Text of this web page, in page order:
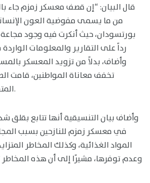
قال البيان: “إن قصف معسكر زمزم جاء
من ما يسمى مفوضية العون
بورتسودان، حيث أنكرت فيه وجود
رداً على التقارير والمعلومات
وأضاف، بدلاً من تزويد المعسكر
تخفف معاناة المواطنين، قامت
المتفجرات على المدنيين.
وأضاف بيان التنسيقية أنها تتابع بقلق
في معسكر زمزم للنازحين بسبب
المواد الغذائية، وكذلك المخاطر
وعدم توفرها، مشيرًا إلى أن هذه